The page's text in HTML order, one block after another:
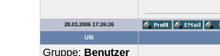
28.03.2006 17:26:26
Ulli
Gruppe: Benutzer